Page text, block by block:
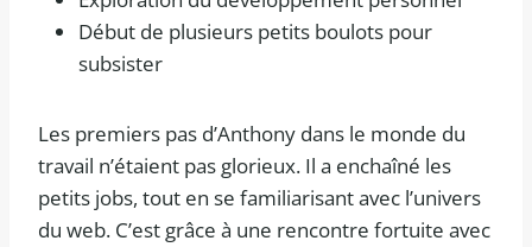
Début de plusieurs petits boulots pour
subsister
Les premiers pas d’Anthony dans le monde du
travail n’étaient pas glorieux. Il a enchaîné les
petits jobs, tout en se familiarisant avec l’univers
du web. C’est grâce à une rencontre fortuite avec